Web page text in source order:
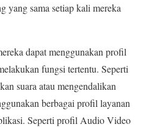
yang sama setiap kali mereka
dapat menggunakan profil
fungsi tertentu. Seperti
suara atau mengendalikan
berbagai profil layanan
Seperti profil Audio Video